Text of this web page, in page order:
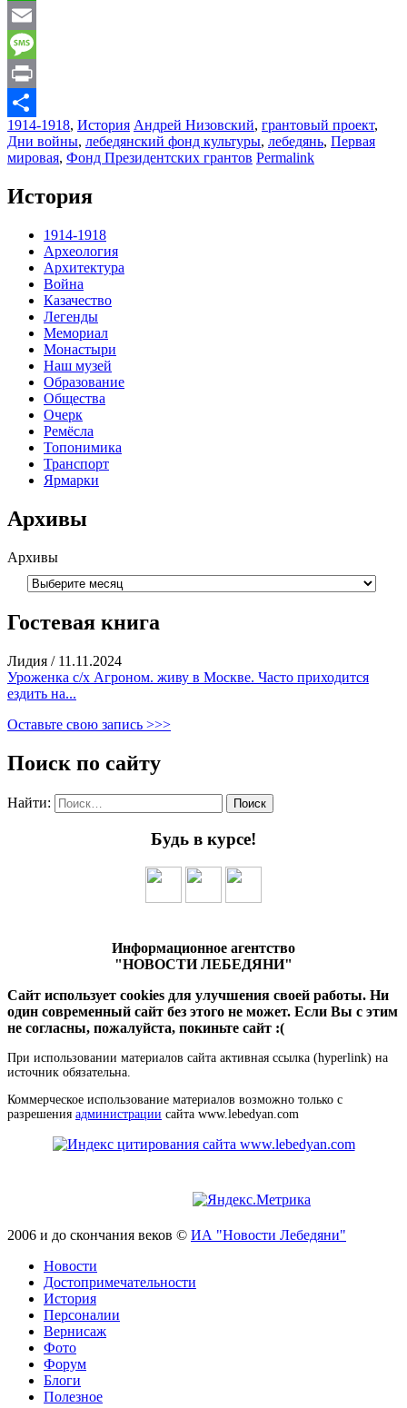
WhatsApp
Email
Message
Print
Отправить
1914-1918, История Андрей Низовский, грантовый проект,
Дни войны, лебедянский фонд культуры, лебедянь, Первая
мировая, Фонд Президентских грантов Permalink
История
1914-1918
Археология
Архитектура
Война
Казачество
Легенды
Мемориал
Монастыри
Наш музей
Образование
Общества
Очерк
Ремёсла
Топонимика
Транспорт
Ярмарки
Архивы
Архивы
Гостевая книга
Лидия / 11.11.2024
Уроженка с/х Агроном. живу в Москве. Часто приходится
ездить на...
Оставьте свою запись >>>
Поиск по сайту
Найти:
Будь в курсе!
Информационное агентство
"НОВОСТИ ЛЕБЕДЯНИ"
Сайт использует cookies для улучшения своей работы. Ни
один современный сайт без этого не может. Если Вы с этим
не согласны, пожалуйста, покиньте сайт :(
При использовании материалов сайта активная ссылка (hyperlink) на
источник обязательна.
Коммерческое использование материалов возможно только с
разрешения администрации сайта www.lebedyan.com
2006 и до скончания веков © ИА "Новости Лебедяни"
Новости
Достопримечательности
История
Персоналии
Вернисаж
Фото
Форум
Блоги
Полезное